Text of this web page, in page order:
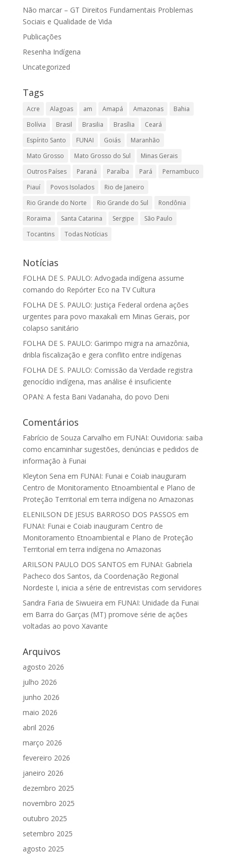
Não marcar – GT Direitos Fundamentais Problemas
Sociais e Qualidade de Vida
Publicações
Resenha Indígena
Uncategorized
Tags
Acre Alagoas am Amapá Amazonas
Bahia
Bolívia
Brasil Brasilia Brasília
Ceará
Espírito Santo
FUNAI Goiás
Maranhão
Mato Grosso
Mato Grosso do Sul
Minas Gerais
Outros Países
Paraná Paraíba Pará
Pernambuco
Piauí
Povos Isolados
Rio de Janeiro
Rio Grande do Norte
Rio Grande do Sul
Rondônia
Roraima
Santa Catarina Sergipe
São Paulo
Tocantins
Todas Notícias
Notícias
FOLHA DE S. PAULO: Advogada indígena assume
comando do Repórter Eco na TV Cultura
FOLHA DE S. PAULO: Justiça Federal ordena ações
urgentes para povo maxakali em Minas Gerais, por
colapso sanitário
FOLHA DE S. PAULO: Garimpo migra na amazônia,
dribla fiscalização e gera conflito entre indígenas
FOLHA DE S. PAULO: Comissão da Verdade registra
genocídio indígena, mas análise é insuficiente
OPAN: A festa Bani Vadanaha, do povo Deni
Comentários
Fabrício de Souza Carvalho em FUNAI: Ouvidoria: saiba
como encaminhar sugestões, denúncias e pedidos de
informação à Funai
Kleyton Sena em FUNAI: Funai e Coiab inauguram
Centro de Monitoramento Etnoambiental e Plano de
Proteção Territorial em terra indígena no Amazonas
ELENILSON DE JESUS BARROSO DOS PASSOS em
FUNAI: Funai e Coiab inauguram Centro de
Monitoramento Etnoambiental e Plano de Proteção
Territorial em terra indígena no Amazonas
ARILSON PAULO DOS SANTOS em FUNAI: Gabriela
Pacheco dos Santos, da Coordenação Regional
Nordeste I, inicia a série de entrevistas com servidores
Sandra Faria de Siwueira em FUNAI: Unidade da Funai
em Barra do Garças (MT) promove série de ações
voltadas ao povo Xavante
Arquivos
agosto 2026
julho 2026
junho 2026
maio 2026
abril 2026
março 2026
fevereiro 2026
janeiro 2026
dezembro 2025
novembro 2025
outubro 2025
setembro 2025
agosto 2025